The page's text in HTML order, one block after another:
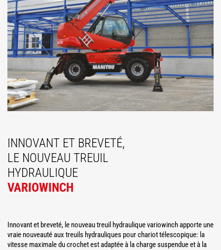
INNOVANT ET BREVETÉ,
LE NOUVEAU TREUIL
HYDRAULIQUE
VARIOWINCH
Innovant et breveté, le nouveau treuil hydraulique variowinch apporte une
vraie nouveauté aux treuils hydrauliques pour chariot télescopique: la
vitesse maximale du crochet est adaptée à la charge suspendue et à la